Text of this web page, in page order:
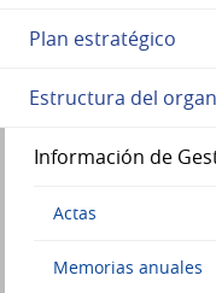
Plan estratégico
Estructura del
Información de
Actas
Memorias anuales